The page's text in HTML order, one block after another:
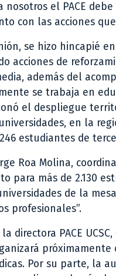
nosotros el PACE
con las acciones
se hizo hincapié
acciones de
además del
se trabaja en
el despliegue
en la
estudiantes de
Roa Molina,
para más de 2.130
de la
profesionales”.
directora PACE
Por su parte, la